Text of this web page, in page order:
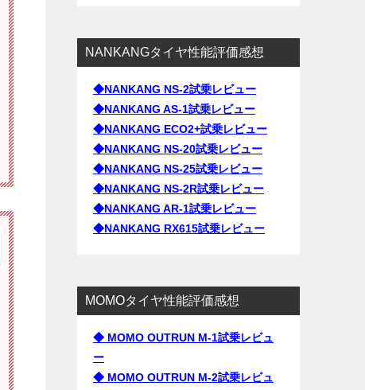
NANKANGタイヤ性能評価感想
◆NANKANG NS-2試乗レビュー
◆NANKANG AS-1試乗レビュー
◆NANKANG ECO2+試乗レビュー
◆NANKANG NS-20試乗レビュー
◆NANKANG NS-25試乗レビュー
◆NANKANG NS-2R試乗レビュー
◆NANKANG AR-1試乗レビュー
◆NANKANG RX615試乗レビュー
MOMOタイヤ性能評価感想
◆ MOMO OUTRUN M-1試乗レビュ
ー
◆ MOMO OUTRUN M-2試乗レビュ